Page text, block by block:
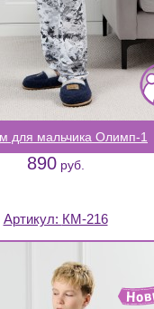
для мальчика Олимп-1
890руб.
Артикул: КМ-216